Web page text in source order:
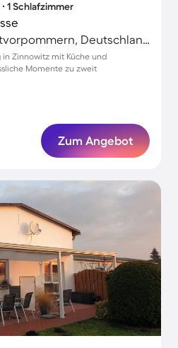
1 Schlafzimmer
Trassenheide, Ostvorpommern, Deutschland
in Zinnowitz mit Küche und
Momente zu zweit
Zum Angebot